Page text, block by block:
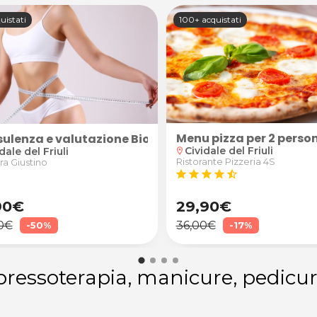
e valutazione Biohacking
del Friuli
Giustino
-50%
100+ acquistati
Menu pizza per 2
location_on Cividale del Friuli
Ristorante Pizzeria 4S
star star star star star_half
29,90€
36,00€ -17%
manicure,